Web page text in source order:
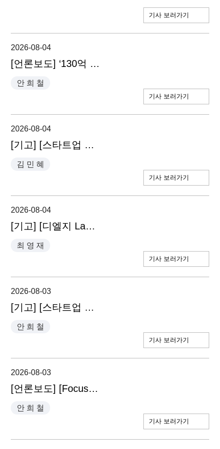
기사 보러가기
2026-08-04
[언론보도] ‘130억 조세심판청구’ 차은우, 모친 법인 ‘실제 역할’ 다툴 듯 - 안희철 대표변호사
안 희 철
기사 보러가기
2026-08-04
[기고] [스타트업 법률 가이드] 노동위 복직명령, 계약기간 끝났어도 피할 수 없다 - 김민혜 변호사
김 민 혜
기사 보러가기
2026-08-04
[기고] [디엘지 Law 인사이트] 영업비밀 관리 첫걸음 - 최영재 파트너 변호사
최 영 재
기사 보러가기
2026-08-03
[기고] [스타트업 필독法] '연대보증' 표현 없어도 결과는 연대보증과 같다 - 안희철 대표변호사
안 희 철
기사 보러가기
2026-08-03
[언론보도] [Focus] 'M&A 톱 10' 부티크 5곳의 전문성과 강점 - 안희철 대표변호사
안 희 철
기사 보러가기